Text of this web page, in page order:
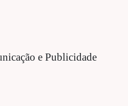
e Publicidade